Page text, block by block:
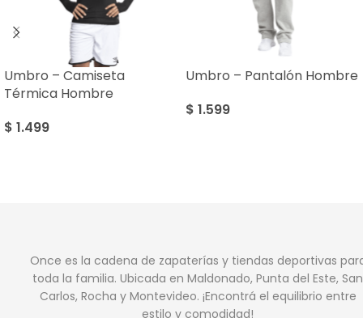
Umbro – Camiseta
Térmica Hombre
$ 1.499
Umbro – Pantalón Hombre
$ 1.599
Once es la cadena de zapaterías y tiendas deportivas
toda la familia. Ubicada en Maldonado, Punta del Este, San
Carlos, Rocha y Montevideo. ¡Encontrá el equilibrio entre
estilo y comodidad!